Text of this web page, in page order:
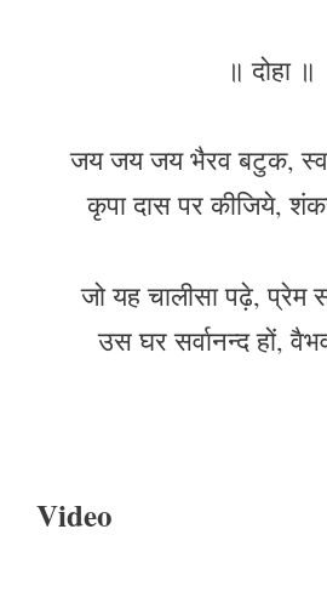
॥ दोहा ॥
जय जय जय भैरव बटुक,
कृपा दास पर कीजिये,
जो यह चालीसा पढ़े, प्रेम
उस घर सर्वानन्द हों,
Video